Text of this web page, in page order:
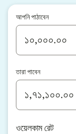
আপনি পাঠাবেন
তারা পাবেন
ওয়েলকাম রেট